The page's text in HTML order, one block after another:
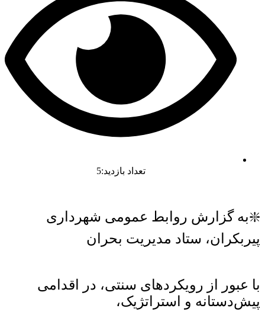
تعداد بازدید:5
❇️به گزارش روابط عمومی شهرداری
پیربکران، ستاد مدیریت بحران
با عبور از رویکردهای سنتی، در اقدامی
پیش‌دستانه و استراتژیک،